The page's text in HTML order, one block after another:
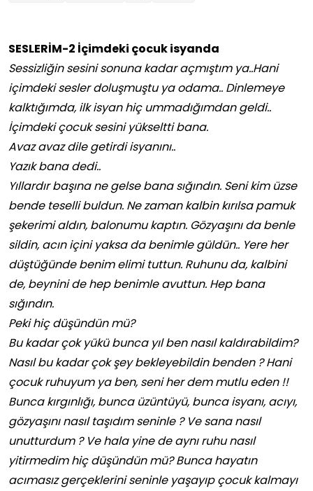
SESLERİM-2 İçimdeki çocuk isyanda
Sessizliğin sesini sonuna kadar açmıştım ya..Hani
içimdeki sesler doluşmuştu ya odama.. Dinlemeye
kalktığımda, ilk isyan hiç ummadığımdan geldi..
İçimdeki çocuk sesini yükseltti bana.
Avaz avaz dile getirdi isyanını..
Yazık bana dedi..
Yıllardır başına ne gelse bana sığındın. Seni kim üzse
bende teselli buldun. Ne zaman kalbin kırılsa pamuk
şekerimi aldın, balonumu kaptın. Gözyaşını da benle
sildin, acın içini yaksa da benimle güldün.. Yere her
düştüğünde benim elimi tuttun. Ruhunu da, kalbini
de, beynini de hep benimle avuttun. Hep bana
sığındın.
Peki hiç düşündün mü?
Bu kadar çok yükü bunca yıl ben nasıl kaldırabildim?
Nasıl bu kadar çok şey bekleyebildin benden ? Hani
çocuk ruhuyum ya ben, seni her dem mutlu eden !!
Bunca kırgınlığı, bunca üzüntüyü, bunca isyanı, acıyı,
gözyaşını nasıl taşıdım seninle ? Ve sana nasıl
unutturdum ? Ve hala yine de aynı ruhu nasıl
yitirmedim hiç düşündün mü? Bunca hayatın
acımasız gerçeklerini seninle yaşayıp çocuk kalmayı